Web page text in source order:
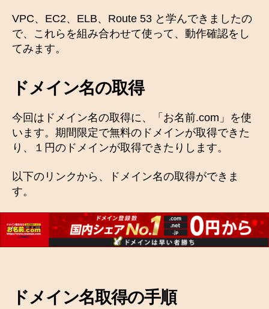
u
t
を
使
っ
て
み
る
の
VPC、EC2、ELB、Route 53 と学んできましたの
で、これらを組み合わせて使って、動作確認をし
てみます。
ドメイン名の取得
今回はドメイン名の取得に、「お名前.com」を使
います。期間限定で無料のドメインが取得できた
り、１円のドメインが取得できたりします。
以下のリンクから、ドメイン名の取得ができま
す。
ドメイン名取得の手順